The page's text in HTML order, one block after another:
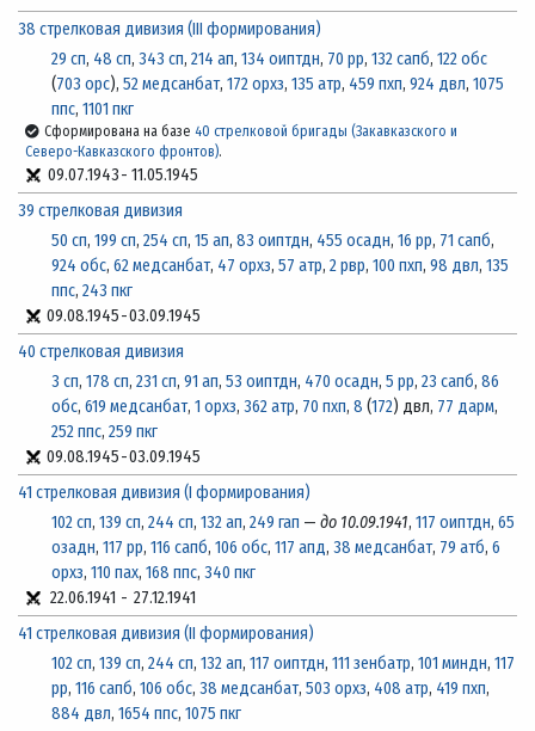
38 стрелковая дивизия (III формирования)
29 сп, 48 сп, 343 сп, 214 ап, 134 оиптдн, 70 рр, 132 сапб, 122 обс
(703 орс), 52 медсанбат, 172 орхз, 135 атр, 459 пхп, 924 двл, 1075
ппс, 1101 пкг
Сформирована на базе40 стрелковой бригады (Закавказского и
Северо-Кавказского фронтов).
09.07.1943- 11.05.1945
39 стрелковая дивизия
50 сп, 199 сп, 254 сп, 15 ап, 83 оиптдн, 455 осадн, 16 рр, 71 сапб,
924 обс, 62 медсанбат, 47 орхз, 57 атр, 2 рвр, 100 пхп, 98 двл, 135
ппс, 243 пкг
09.08.1945-03.09.1945
40 стрелковая дивизия
3 сп, 178 сп, 231 сп, 91 ап, 53 оиптдн, 470 осадн, 5 рр, 23 сапб, 86
обс, 619 медсанбат, 1 орхз, 362 атр, 70 пхп, 8 (172) двл, 77 дарм,
252 ппс, 259 пкг
09.08.1945-03.09.1945
41 стрелковая дивизия (I формирования)
102 сп, 139 сп, 244 сп, 132 ап, 249 гап — до 10.09.1941, 117 оиптдн, 65
озадн, 117 рр, 116 сапб, 106 обс, 117 апд, 38 медсанбат, 79 атб, 6
орхз, 110 пах, 168 ппс, 340 пкг
22.06.1941 - 27.12.1941
41 стрелковая дивизия (II формирования)
102 сп, 139 сп, 244 сп, 132 ап, 117 оиптдн, 111 зенбатр, 101 миндн, 117
рр, 116 сапб, 106 обс, 38 медсанбат, 503 орхз, 408 атр, 419 пхп,
884 двл, 1654 ппс, 1075 пкг